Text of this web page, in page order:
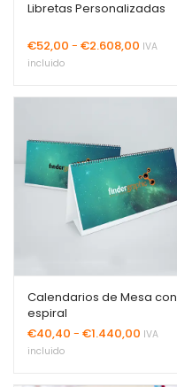
Libretas Personalizadas
€52,00 - €2.608,00 Rango
IVA
incluido
Calendarios de Mesa con
espiral
€40,40 - €1.440,00 Rango
IVA
incluido